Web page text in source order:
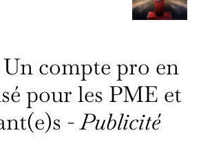
compte pro en
pour les PME et
-Publicité